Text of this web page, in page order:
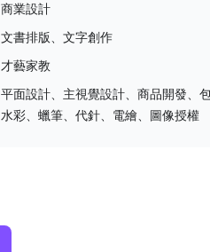
商業設計
文書排版、文字創作
才藝家教
平面設計、主視覺設計、商品開發、
水彩、蠟筆、代針、電繪、圖像授權